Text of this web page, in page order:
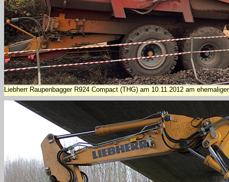
Liebherr Raupenbagger R924 Compact (THG) am 10.11.2012 am